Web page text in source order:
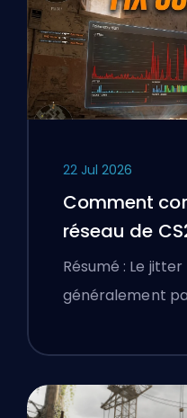
22 Jul 2026
Comment
réseau de
Résumé : Le
généralement